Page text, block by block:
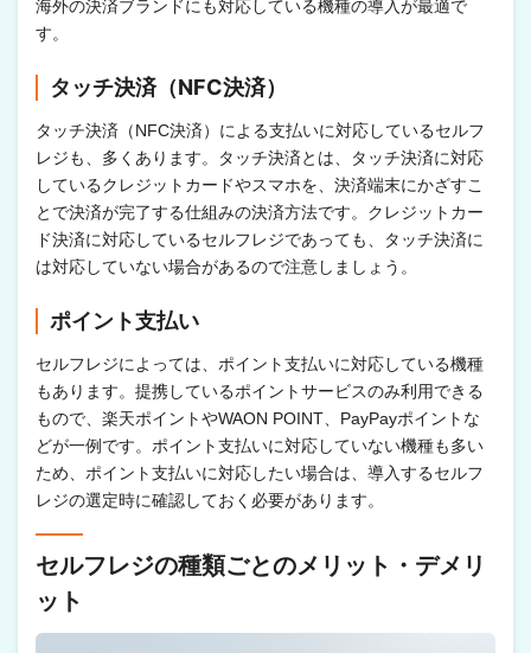
海外の決済ブランドにも対応している機種の導入が最適で
す。
タッチ決済（NFC決済）
タッチ決済（NFC決済）による支払いに対応しているセルフ
レジも、多くあります。タッチ決済とは、タッチ決済に対応
しているクレジットカードやスマホを、決済端末にかざすこ
とで決済が完了する仕組みの決済方法です。クレジットカー
ド決済に対応しているセルフレジであっても、タッチ決済に
は対応していない場合があるので注意しましょう。
ポイント支払い
セルフレジによっては、ポイント支払いに対応している機種
もあります。提携しているポイントサービスのみ利用できる
もので、楽天ポイントやWAON POINT、PayPayポイントな
どが一例です。ポイント支払いに対応していない機種も多い
ため、ポイント支払いに対応したい場合は、導入するセルフ
レジの選定時に確認しておく必要があります。
セルフレジの種類ごとのメリット・デメリ
ット